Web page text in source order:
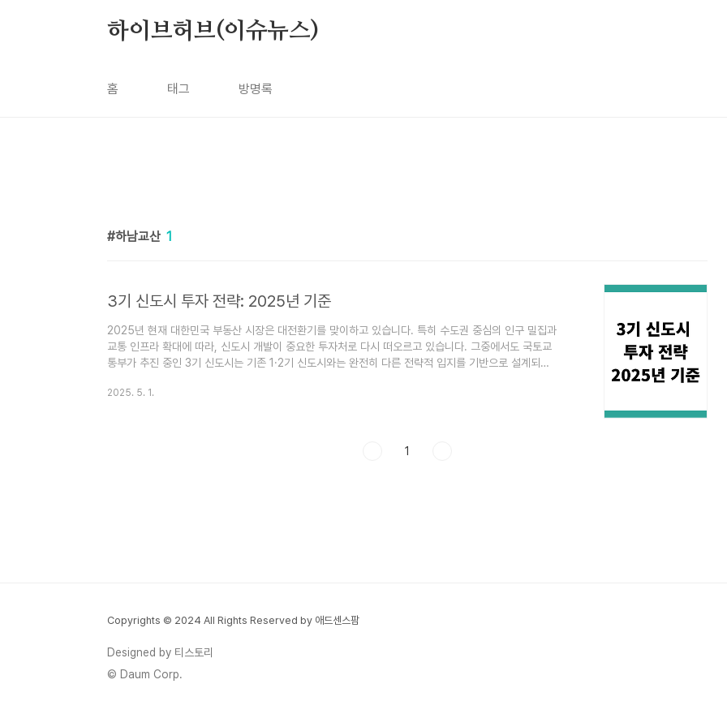
하이브허브(이슈뉴스)
홈 태그 방명록
하남교산 1
3기 신도시 투자 전략: 2025년 기준
2025년 현재 대한민국 부동산 시장은 대전환기를 맞이하고 있습니다. 특히 수도권 중심의 인구 밀집과
교통 인프라 확대에 따라, 신도시 개발이 중요한 투자처로 다시 떠오르고 있습니다. 그중에서도 국토교
통부가 추진 중인 3기 신도시는 기존 1·2기 신도시와는 완전히 다른 전략적 입지를 기반으로 설계되었
모아 3기 신도시가 서울 집값 안정화의 핵심 역할을 하면서도 투자자 입장에서는 '새로운 기회의 땅'으
2025. 5. 1.
1
Copyrights © 2024 All Rights Reserved by 애드센스팜
Designed by 티스토리
© Daum Corp.